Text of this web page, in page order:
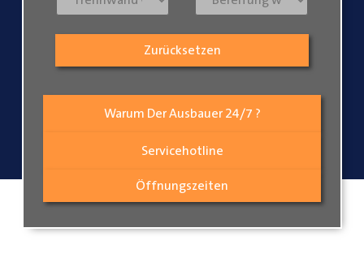
Warum Der Ausbauer 24/7 ?
Servicehotline
Öffnungszeiten
Zurücksetzen